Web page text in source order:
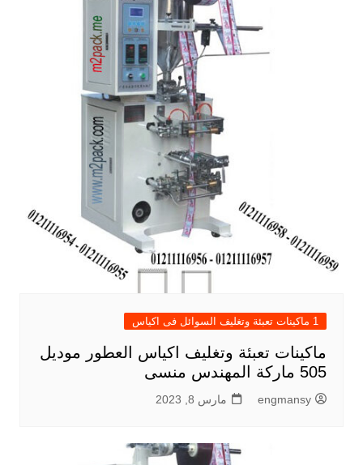
1 ماكينات تعبئة وتغليف السوائل فى اكياس
ماكينات تعبئة وتغليف اكياس العطور موديل
505 ماركة المهندس منسى
engmansy مارس 8, 2023